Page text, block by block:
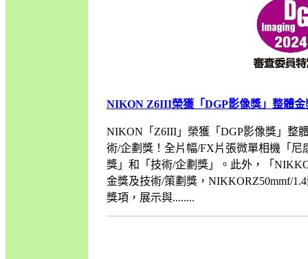
NIKON Z6III榮獲「DGP影像獎」整體金
NIKON「Z6III」榮獲「DGP影像獎」整
術/企劃獎！全片幅/FX片張微單相機「尼
獎」和「技術/企劃獎」。此外，「
金獎及技術/策劃獎，NIKKORZ50mmf/
獎項，展示與........